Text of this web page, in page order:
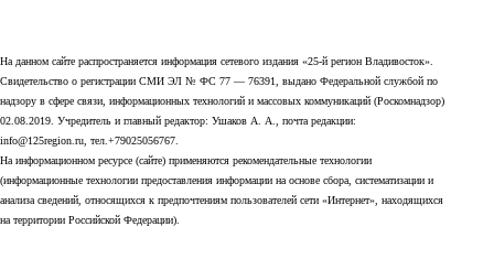
На данном сайте распространяется информация сетевого издания «25-й регион Владивосток».
Свидетельство о регистрации СМИ ЭЛ № ФС 77 — 76391, выдано Федеральной службой по
надзору в сфере связи, информационных технологий и массовых коммуникаций (Роскомнадзор)
02.08.2019. Учредитель и главный редактор: Ушаков А. А., почта редакции:
info@125region.ru, тел.+79025056767.
На информационном ресурсе (сайте) применяются рекомендательные технологии
(информационные технологии предоставления информации на основе сбора, систематизации и
анализа сведений, относящихся к предпочтениям пользователей сети «Интернет», находящихся
на территории Российской Федерации).